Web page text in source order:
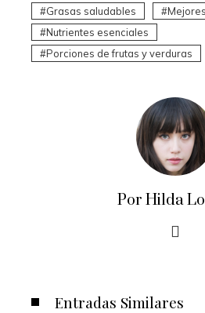
Grasas saludables
Nutrientes esenciales
Porciones de frutas y verduras
Por Hilda
Entradas Similares